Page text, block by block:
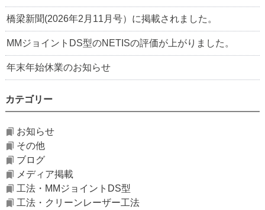
橋梁新聞(2026年2月11月号）に掲載されました。
MMジョイントDS型のNETISの評価が上がりました。
年末年始休業のお知らせ
カテゴリー
お知らせ
その他
ブログ
メディア掲載
工法・MMジョイントDS型
工法・クリーンレーザー工法